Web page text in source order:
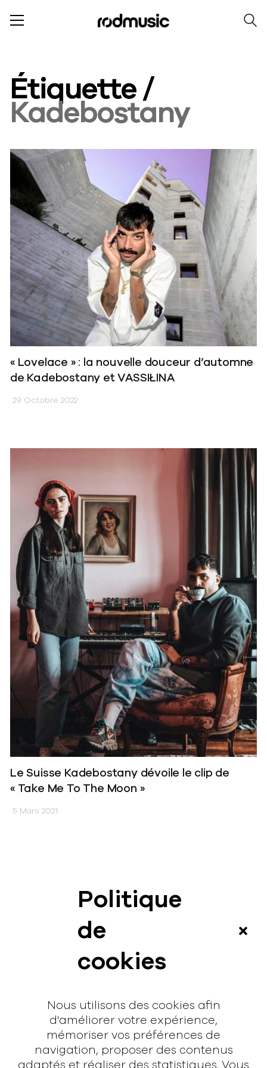
Politique
de
cookies
Nous utilisons des cookies afin
d'améliorer votre expérience,
mémoriser vos préférences de
navigation, proposer des contenus
adaptés et réaliser des statistiques. Vous
Étiquette /
Kadebostany
« Lovelace » : la nouvelle douceur d’automne
de Kadebostany et VASSIŁINA
29 Octobre 2022
Le Suisse Kadebostany dévoile le clip de
« Take Me To The Moon »
5 Mars 2021
Interview
Contact
hello@rodmusic.fr
SubmitHub